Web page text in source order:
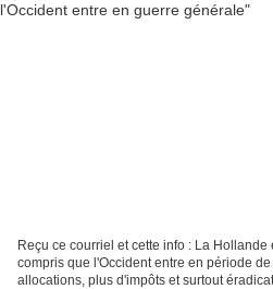
Reçu ce courriel et cette info : La
compris que l'Occident entre en période
allocations, plus d'impôts et surtout